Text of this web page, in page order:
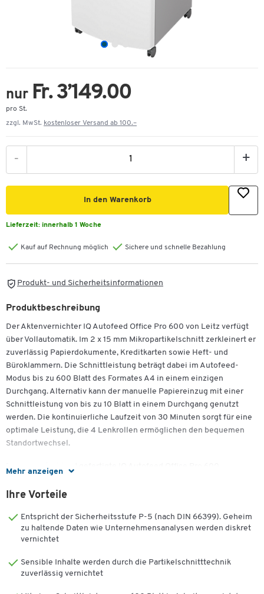
nur Fr. 3’149.00
pro St.
zzgl. MwSt. kostenloser Versand ab 100.–
- +
In den Warenkorb
Lieferzeit: innerhalb 1 Woche
Kauf auf Rechnung möglich Sichere und schnelle Bezahlung
Produkt- und Sicherheitsinformationen
Mehr anzeigen
Produktbeschreibung
Der Aktenvernichter IQ Autofeed Office Pro 600 von Leitz verfügt
über Vollautomatik. Im 2 x 15 mm Mikropartikelschnitt zerkleinert er
zuverlässig Papierdokumente, Kreditkarten sowie Heft- und
Büroklammern. Die Schnittleistung beträgt dabei im Autofeed-
Modus bis zu 600 Blatt des Formates A4 in einem einzigen
Durchgang. Alternativ kann der manuelle Papiereinzug mit einer
Schnittleistung von bis zu 10 Blatt in einem Durchgang genutzt
werden. Die kontinuierliche Laufzeit von 30 Minuten sorgt für eine
optimale Leistung, die 4 Lenkrollen ermöglichen den bequemen
Standortwechsel.
Der in Deutschland gefertigte IQ Autofeed Office Pro 600
Intuitive Touch Control gewährleistet eine einfache Bedienung.
werden.
Praktische Anti-Papierstau-Technologie und ein energiesparender
gehaltenen Gerätes. Die Spezialfunktion für das saubere Entleeren
des insgesamt 110 l fassenden und herausziehbaren
Ihre Vorteile
Entspricht der Sicherheitsstufe P-5 (nach DIN 66399). Geheim
zu haltende Daten wie Unternehmensanalysen werden diskret
vernichtet
Sensible Inhalte werden durch die Partikelschnitttechnik
zuverlässig vernichtet